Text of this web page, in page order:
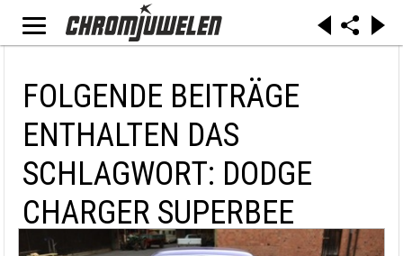
FOLGENDE BEITRÄGE
ENTHALTEN DAS
SCHLAGWORT: DODGE
CHARGER SUPERBEE